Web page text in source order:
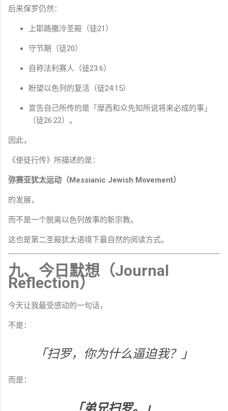
后来保罗仍然：
上耶路撒冷圣殿（徒21）
守节期（徒20）
自称法利赛人（徒23:6）
盼望以色列的复活（徒24:15）
宣告自己所传的是「摩西和众先知所说将来必成的事」
（徒26:22）。
因此，
《使徒行传》所描述的是：
弥赛亚犹太运动（Messianic Jewish Movement）
的发展，
而不是一个脱离以色列故事的新宗教。
这也是第二圣殿犹太语境下最自然的阅读方式。
九、今日默想（Journal
Reflection）
今天让我最受感动的一句话，
不是：
「扫罗，你为什么逼迫我？」
而是：